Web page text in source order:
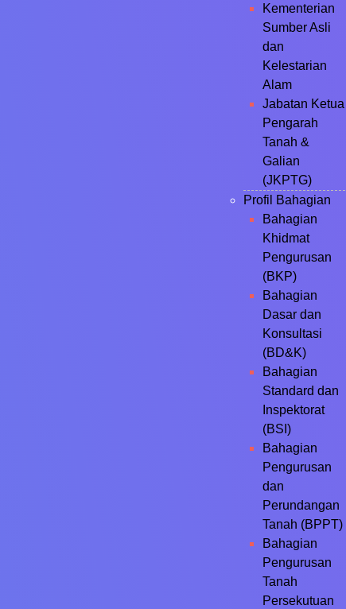
Kementerian
Sumber Asli
dan
Kelestarian
Alam
Jabatan Ketua
Pengarah
Tanah &
Galian
(JKPTG)
Profil Bahagian
Bahagian
Khidmat
Pengurusan
(BKP)
Bahagian
Dasar dan
Konsultasi
(BD&K)
Bahagian
Standard dan
Inspektorat
(BSI)
Bahagian
Pengurusan
dan
Perundangan
Tanah (BPPT)
Bahagian
Pengurusan
Tanah
Persekutuan